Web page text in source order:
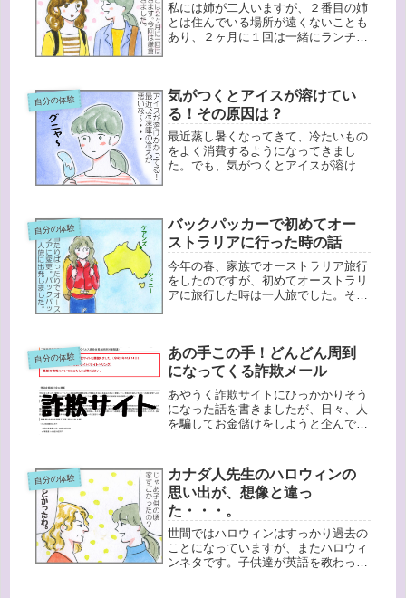
私には姉が二人いますが、２番目の姉
とは住んでいる場所が遠くないことも
あり、２ヶ月に１回は一緒にランチし
またちの集団（私たちもおばさんだけ
ど...
自分の体験
気がつくとアイスが溶けてい
る！その原因は？
最近蒸し暑くなってきて、冷たいもの
をよく消費するようになってきまし
た。でも、気がつくとアイスが溶けか
に古くもないし。あらためて冷蔵庫を
見る...
自分の体験
バックパッカーで初めてオー
ストラリアに行った時の話
今年の春、家族でオーストラリア旅行
をしたのですが、初めてオーストラリ
アに旅行した時は一人旅でした。その
え切らない毎日を変えたい気持ちもあ
っ...
自分の体験
あの手この手！どんどん周到
になってくる詐欺メール
あやうく詐欺サイトにひっかかりそう
になった話を書きましたが、日々、人
を騙してお金儲けをしようと企んでい
フィッシング詐欺らしいメールが来て
います。以前は文章やアドレスからす
ぐ...
自分の体験
カナダ人先生のハロウィンの
思い出が、想像と違っ
た・・・。
世間ではハロウィンはすっかり過去の
ことになっていますが、またハロウィ
ンネタです。子供達が英語を教わって